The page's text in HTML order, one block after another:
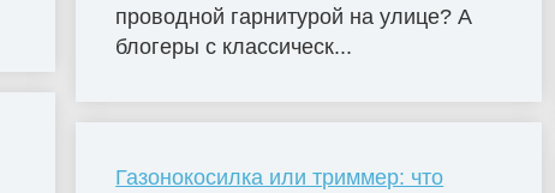
проводной гарнитурой на улице? А
блогеры с классическ...
Газонокосилка или триммер: что